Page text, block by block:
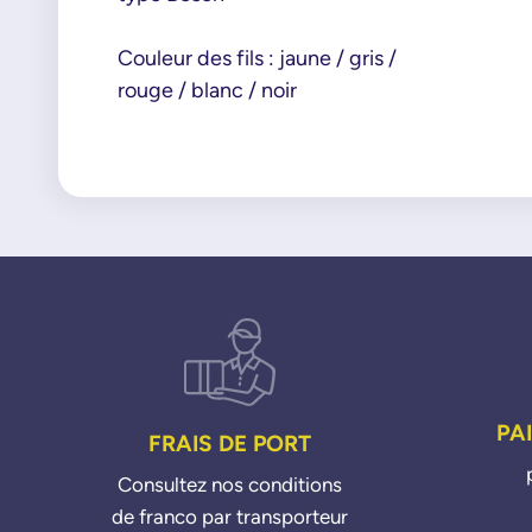
Couleur des fils : jaune / gris /
rouge / blanc / noir
FRAIS DE PORT
Consultez nos conditions
de franco par transporteur